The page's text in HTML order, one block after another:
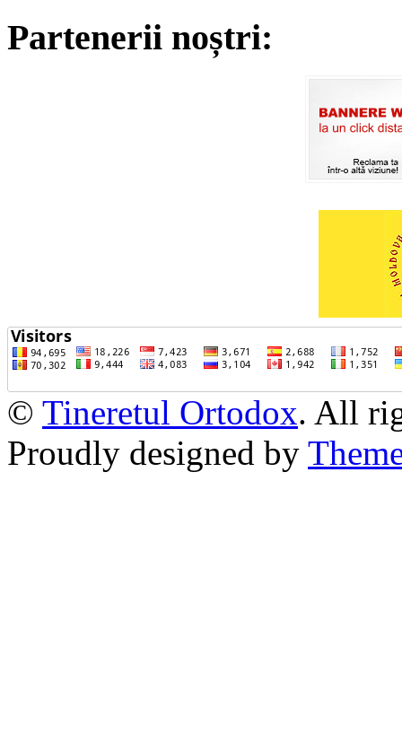
Partenerii noștri:
© Tineretul Ortodox. All
Proudly designed by